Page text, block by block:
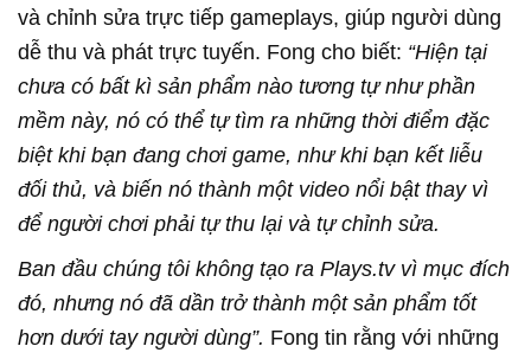
và chỉnh sửa trực tiếp gameplays, giúp người dùng
dễ thu và phát trực tuyến. Fong cho biết: “Hiện tại
chưa có bất kì sản phẩm nào tương tự như phần
mềm này, nó có thể tự tìm ra những thời điểm đặc
biệt khi bạn đang chơi game, như khi bạn kết liễu
đối thủ, và biến nó thành một video nổi bật thay vì
để người chơi phải tự thu lại và tự chỉnh sửa.
Ban đầu chúng tôi không tạo ra Plays.tv vì mục đích
đó, nhưng nó đã dần trở thành một sản phẩm tốt
hơn dưới tay người dùng”. Fong tin rằng với những